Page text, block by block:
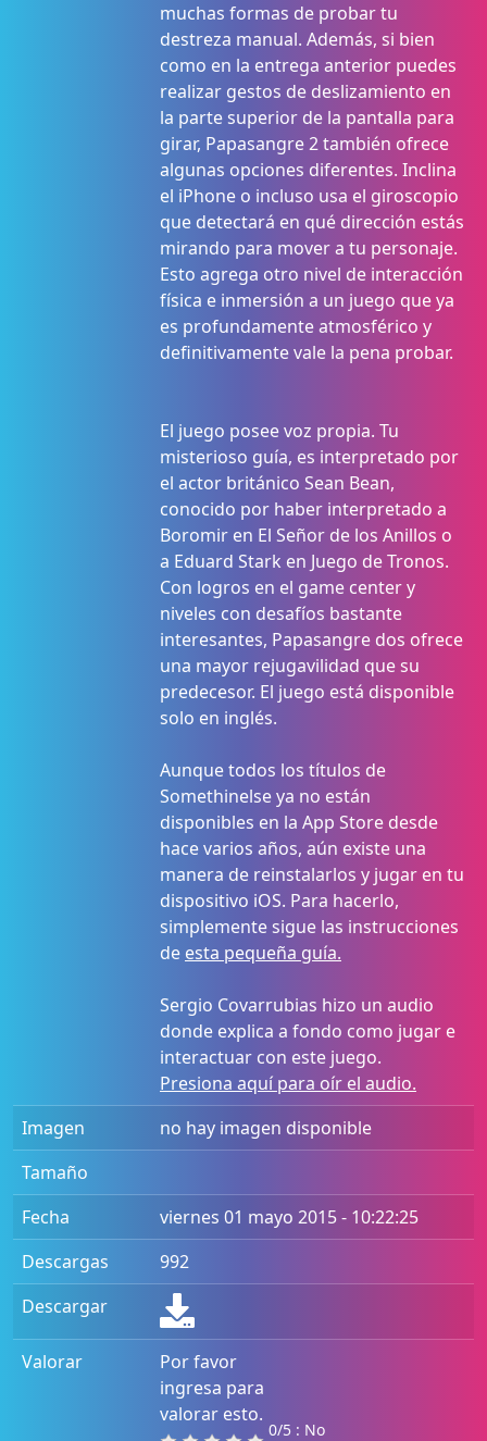
muchas formas de probar tu
destreza manual. Además, si bien
como en la entrega anterior puedes
realizar gestos de deslizamiento en
la parte superior de la pantalla para
girar, Papasangre 2 también ofrece
algunas opciones diferentes. Inclina
el iPhone o incluso usa el giroscopio
que detectará en qué dirección estás
mirando para mover a tu personaje.
Esto agrega otro nivel de interacción
física e inmersión a un juego que ya
es profundamente atmosférico y
definitivamente vale la pena probar.
El juego posee voz propia. Tu
misterioso guía, es interpretado por
el actor británico Sean Bean,
conocido por haber interpretado a
Boromir en El Señor de los Anillos o
a Eduard Stark en Juego de Tronos.
Con logros en el game center y
niveles con desafíos bastante
interesantes, Papasangre dos ofrece
una mayor rejugavilidad que su
predecesor. El juego está disponible
solo en inglés.
Aunque todos los títulos de
Somethinelse ya no están
disponibles en la App Store desde
hace varios años, aún existe una
manera de reinstalarlos y jugar en tu
dispositivo iOS. Para hacerlo,
simplemente sigue las instrucciones
de esta pequeña guía.
Sergio Covarrubias hizo un audio
donde explica a fondo como jugar e
interactuar con este juego.
Presiona aquí para oír el audio.
Imagen
no hay imagen disponible
Tamaño
Fecha
viernes 01 mayo 2015 - 10:22:25
Descargas
992
Descargar
Valorar
Por favor
ingresa para
valorar esto.
0/5 : No